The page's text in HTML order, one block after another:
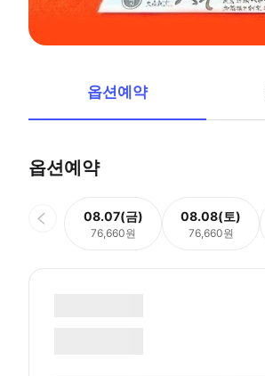
옵션예약
옵션예약
08.07(금)
76,660원
08.08(토)
76,660원